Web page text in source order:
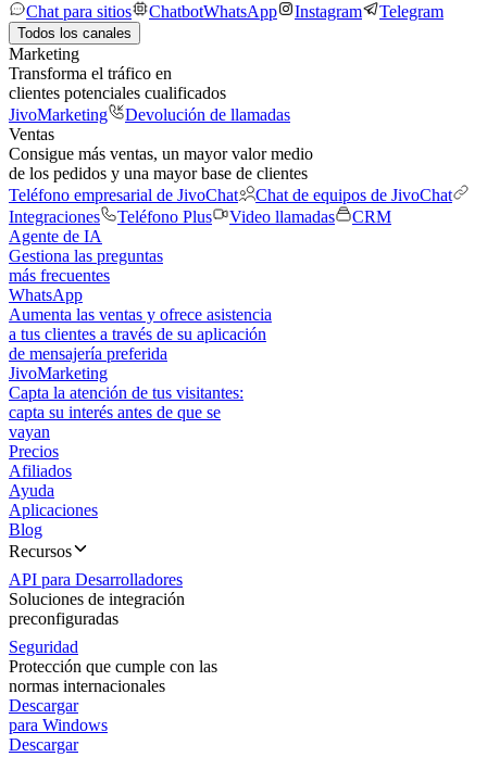
Chat para sitios
ChatbotWhatsApp Instagram Telegram
Todos los canales
Marketing
Transforma el tráfico en
clientes potenciales cualificados
JivoMarketing
Devolución de llamadas
Ventas
Consigue más ventas, un mayor valor medio
de los pedidos y una mayor base de clientes
Teléfono empresarial de JivoChat
Chat de equipos de JivoChat
Integraciones
Teléfono Plus Video llamadas
CRM
Agente de IA
Gestiona las preguntas
más frecuentes
WhatsApp
Aumenta las ventas y ofrece asistencia
a tus clientes a través de su aplicación
de mensajería preferida
JivoMarketing
Capta la atención de tus visitantes:
capta su interés antes de que se
vayan
Precios
Afiliados
Ayuda
Aplicaciones
Blog
Recursos
API para Desarrolladores
Soluciones de integración
preconfiguradas
Seguridad
Protección que cumple con las
normas internacionales
Descargar
para Windows
Descargar